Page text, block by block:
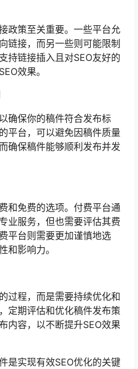
政策至关重要。一些平台允
链接，而另一些则可能限制
持链接插入且对SEO友好的
效果。
确保你的稿件符合发布标
平台，可以避免因稿件质量
确保稿件能够顺利发布并发
和免费的选项。付费平台通
业服务，但也需要评估其费
平台则需要更加谨慎地选
和影响力。
过程，而是需要持续优化和
定期评估和优化稿件发布策
内容，以不断提升SEO效果
是实现有效SEO优化的关键